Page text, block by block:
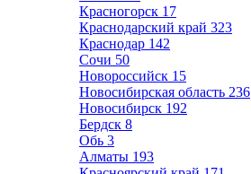
Красногорск 17
Краснодарский край 323
Краснодар 142
Сочи 50
Новороссийск 15
Новосибирская область 236
Новосибирск 192
Бердск 8
Обь 3
Алматы 193